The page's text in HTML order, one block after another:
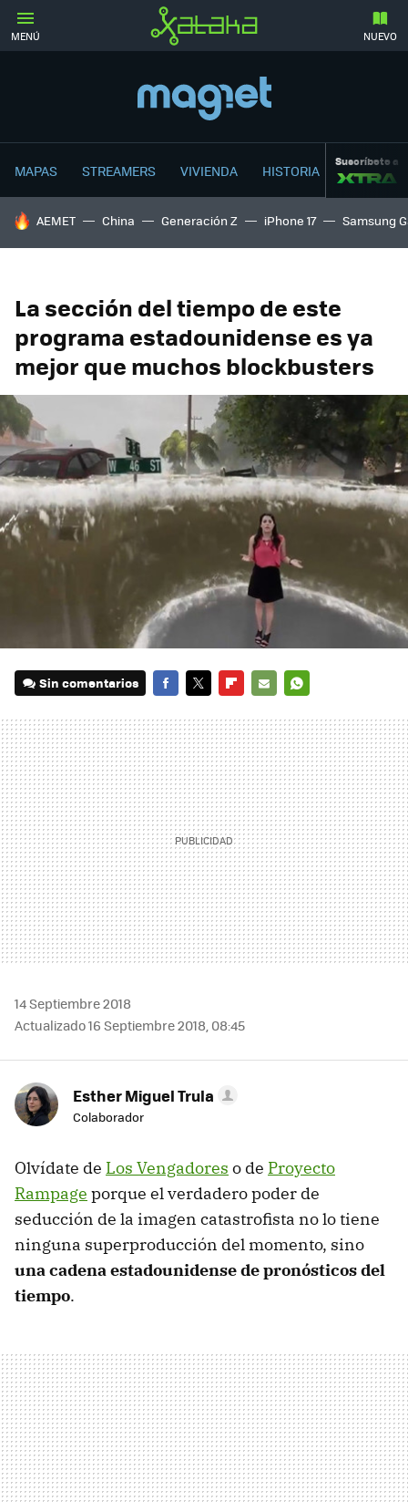
MENÚ NUEVO
MAPAS STREAMERS VIVIENDA HISTORIA Suscríbete a
HOY SE HABLA DE
AEMET China Generación Z iPhone 17 Samsung
La sección del tiempo de este
programa estadounidense es ya
mejor que muchos blockbusters
Sin comentarios
MAIL
14 Septiembre 2018
Actualizado 16 Septiembre 2018, 08:45
Esther Miguel Trula
Colaborador
Olvídate de Los Vengadores o de Proyecto
Rampage porque el verdadero poder de
seducción de la imagen catastrofista no lo tiene
ninguna superproducción del momento, sino
una cadena estadounidense de pronósticos del
tiempo.